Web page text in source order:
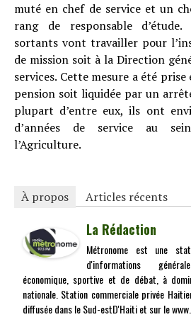
muté en chef de service et un
rang de responsable
sortants vont travailler pour
de mission soit à la Direction
services. Cette mesure a été
pension soit liquidée par un
plupart d’entre eux, ils ont
d’années de service au
l’Agriculture.
À propos Articles récents
La Rédaction
Métronome est une
d'informations
économique, sportive et de débat, à
nationale. Station commerciale privée
diffusée dans le Sud-estD'Haiti et sur le